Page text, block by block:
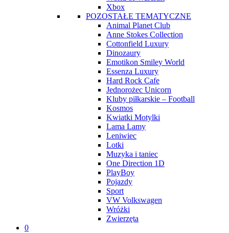
Xbox
POZOSTAŁE TEMATYCZNE
Animal Planet Club
Anne Stokes Collection
Cottonfield Luxury
Dinozaury
Emotikon Smiley World
Essenza Luxury
Hard Rock Cafe
Jednorożec Unicorn
Kluby piłkarskie – Football
Kosmos
Kwiatki Motylki
Lama Lamy
Leniwiec
Lotki
Muzyka i taniec
One Direction 1D
PlayBoy
Pojazdy
Sport
VW Volkswagen
Wróżki
Zwierzęta
0